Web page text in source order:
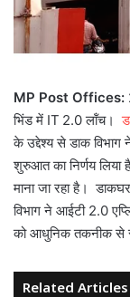
MP Post Offices:
भिंड में IT 2.0 लॉंच।
के उद्देश्य से डाक
शुरुआत का निर्णय लिया
माना जा रहा है।
विभाग ने आईटी 2.0
को आधुनिक तकनीक से
Related Articles